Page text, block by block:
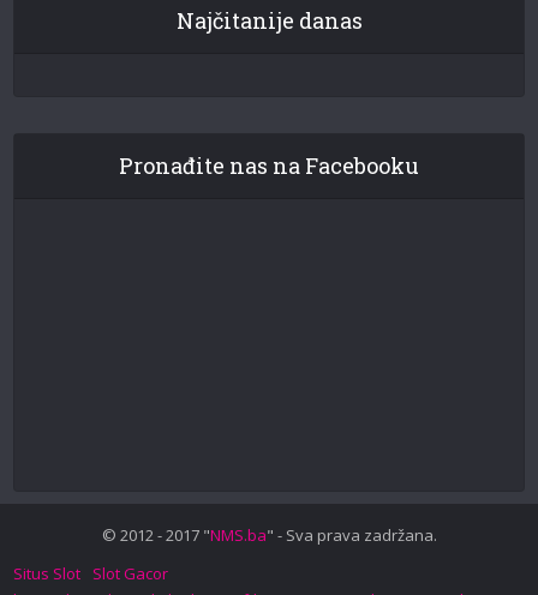
Najčitanije danas
Pronađite nas na Facebooku
© 2012 - 2017 "NMS.ba" - Sva prava zadržana.
Situs Slot
Slot Gacor